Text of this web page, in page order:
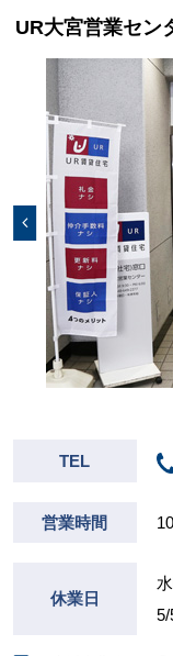
UR大宮営業セン
TEL
営業時間
休業日
5/